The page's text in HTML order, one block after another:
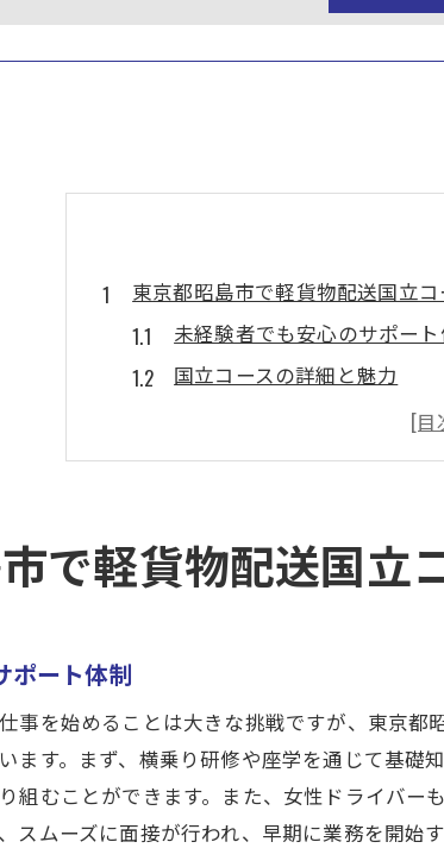
東京都昭島市で軽貨物配送国立
未経験者でも安心のサポー
国立コースの詳細と魅力
初めての方でもすぐに馴染
新人ドライバーの成功事例
女性歓迎の軽貨物企業配送急募
国立コースでの女性ドライバ
働きやすい職場環境の秘密
女性が安心して働ける支援
軽貨物配送でのキャリアア
で軽貨物配送国立
ポート体制
事を始めることは大きな挑戦ですが、東京
ます。まず、横乗り研修や座学を通じて基
組むことができます。また、女性ドライバ
スムーズに面接が行われ、早期に業務を開始す